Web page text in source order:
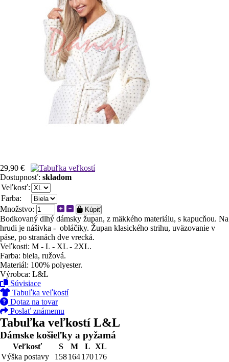
29,90 €
Dostupnosť: skladom
Veľkosť:
Farba:
Množstvo:
Kúpiť
Bodkovaný dlhý dámsky župan, z mäkkého materiálu, s kapucňou. Na
hrudi je nášivka - obláčiky. Župan klasického strihu, uväzovanie v
páse, po stranách dve vrecká.
Veľkosti: M - L - XL - 2XL.
Farba: biela, ružová.
Materiál: 100% polyester.
Výrobca: L&L
Súvisiace
Tabuľka veľkostí
Dotaz na tovar
Poslať známemu
Tabuľka veľkostí L&L
Dámske košieľky a pyžamá
Veľkosť S M L XL
Výška postavy
158164170176